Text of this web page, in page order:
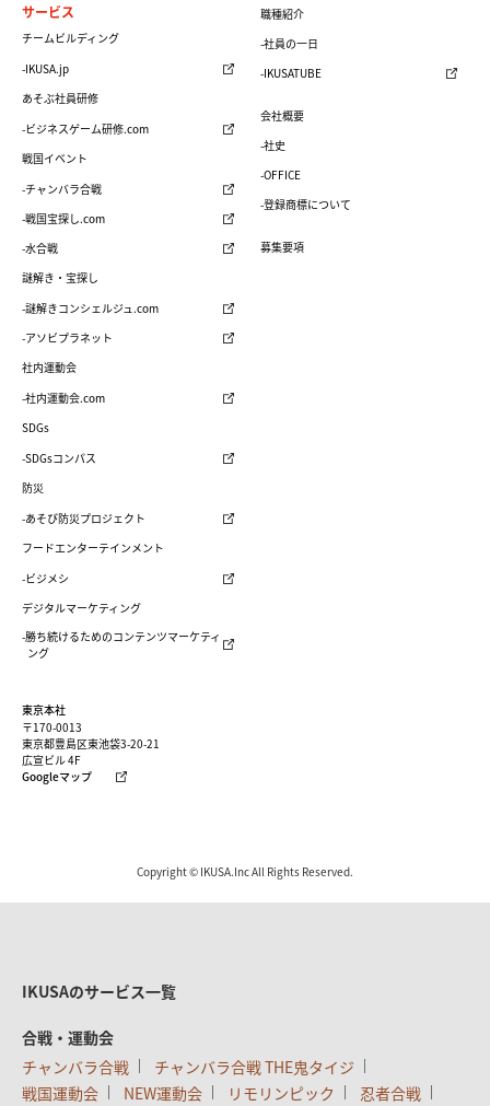
東京本社
〒170-0013
東京都豊島区東池袋3-20-21
広宣ビル 4F
Googleマップ
サービス
チームビルディング
-IKUSA.jp
あそぶ社員研修
-ビジネスゲーム研修.com
戦国イベント
-チャンバラ合戦
-戦国宝探し.com
-水合戦
謎解き・宝探し
-謎解きコンシェルジュ.com
-アソビプラネット
社内運動会
-社内運動会.com
SDGs
-SDGsコンパス
防災
-あそび防災プロジェクト
フードエンターテインメント
-ビジメシ
デジタルマーケティング
-勝ち続けるためのコンテンツマーケティ
ング
職種紹介
-社員の一日
-IKUSATUBE
会社概要
-社史
-OFFICE
-登録商標について
募集要項
Copyright © IKUSA.Inc All Rights Reserved.
IKUSAのサービス一覧
合戦・運動会
チャンバラ合戦
チャンバラ合戦 THE鬼タイジ
戦国運動会
NEW運動会 リモリンピック
忍者合戦